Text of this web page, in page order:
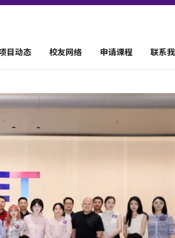
目动态 校友网络 申请课程 联系